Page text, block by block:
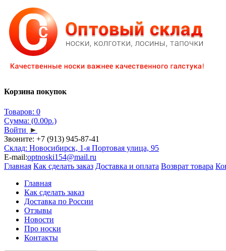
Корзина покупок
Товаров: 0
Сумма: (0.00р.)
Войти ►
Звоните: +7 (913) 945-87-41
Склад: Новосибирск, 1-я Портовая улица, 95
E-mail:optnoski154@mail.ru
Главная Как сделать заказ Доставка и оплата Возврат товара
Главная
Как сделать заказ
Доставка по России
Отзывы
Новости
Про носки
Контакты